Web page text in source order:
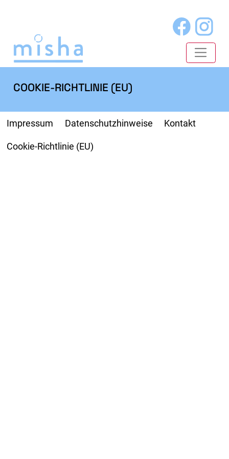
COOKIE-RICHTLINIE (EU)
Impressum Datenschutzhinweise Kontakt
Cookie-Richtlinie (EU)